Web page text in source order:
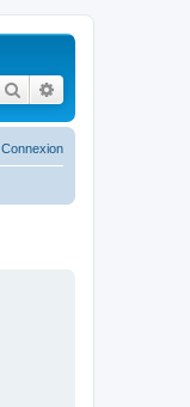
Rechercher
Connexion